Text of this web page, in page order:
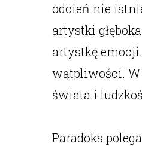
odcień nie
artystki
artystkę
wątpliwości. W
świata i
Paradoks